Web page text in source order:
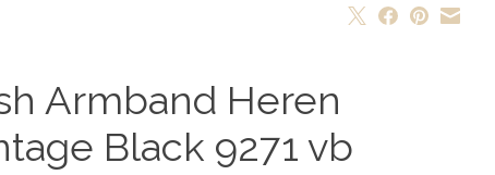
Armband Heren
Black 9271 vb